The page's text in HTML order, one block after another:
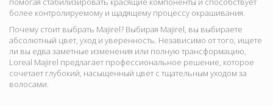
более контролируемому и щадящему процессу окрашивания.
Почему стоит выбрать Majirel? Выбирая Majirel, вы выбираете
абсолютный цвет, уход и уверенность. Независимо от того, ищете
ли вы едва заметные изменения или полную трансформацию,
Loreal Majirel предлагает профессиональное решение, которое
сочетает глубокий, насыщенный цвет с тщательным уходом за
волосами.